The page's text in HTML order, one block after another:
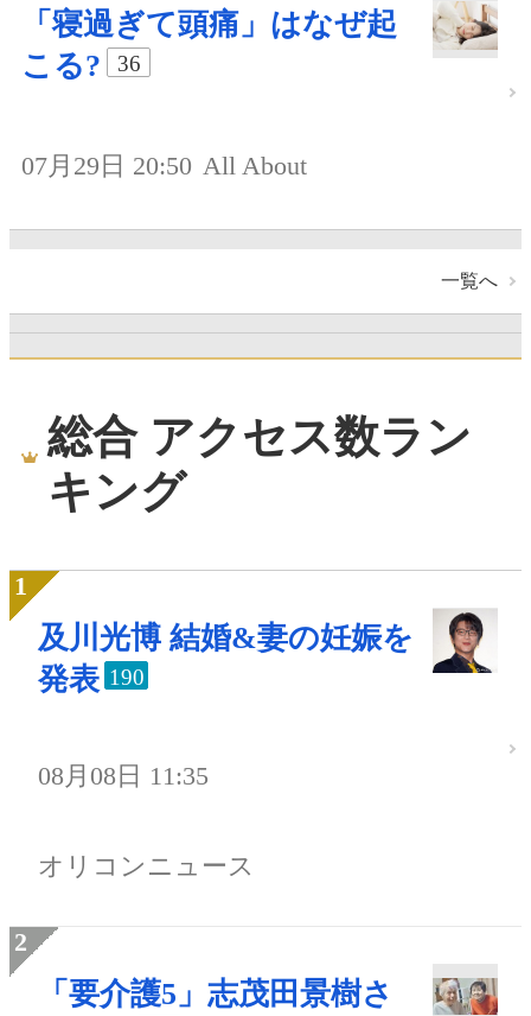
「寝過ぎて頭痛」はなぜ起
こる?
36
07月29日 20:50 All About
一覧へ
総合 アクセス数ラン
キング
及川光博 結婚&妻の妊娠を
発表 190
08月08日 11:35
オリコンニュース
「要介護5」志茂田景樹さ